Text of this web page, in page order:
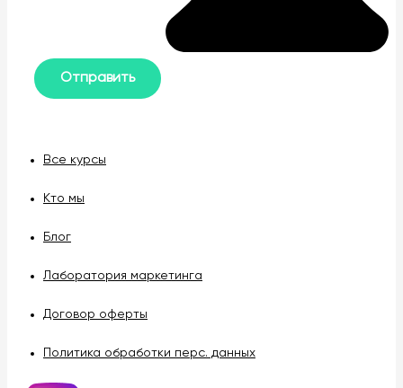
Все курсы
Кто мы
Блог
Лаборатория маркетинга
Договор оферты
Политика обработки перс. данных